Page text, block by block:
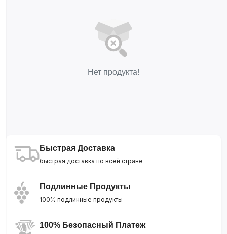
Нет продукта!
Быстрая Доставка
быстрая доставка по всей стране
Подлинные Продукты
100% подлинные продукты
100% Безопасный Платеж